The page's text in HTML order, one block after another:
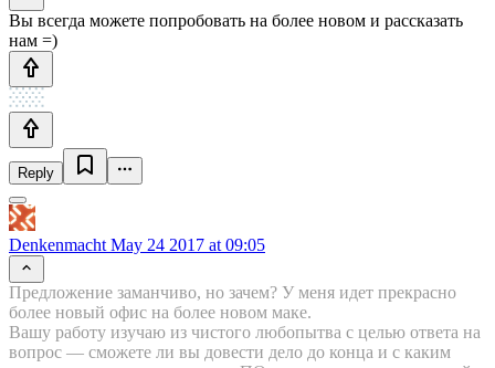
Вы всегда можете попробовать на более новом и рассказать
нам =)
Reply
Denkenmacht May 24 2017 at 09:05
Предложение заманчиво, но зачем? У меня идет прекрасно
более новый офис на более новом маке.
Вашу работу изучаю из чистого любопытва с целью ответа на
вопрос — сможете ли вы довести дело до конца и с каким